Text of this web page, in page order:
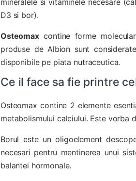
mineralele si vitaminele necesare
D3 si bor).
Osteomaxcontine forme
produse de Albion sunt
disponibile pe piata nutraceutica.
Ce il face sa fie printre
Osteomax contine 2 elemente
metabolismului calciului. Este vorba
Borul este un oligoelement
necesari pentru mentinerea unui
balantei hormonale.